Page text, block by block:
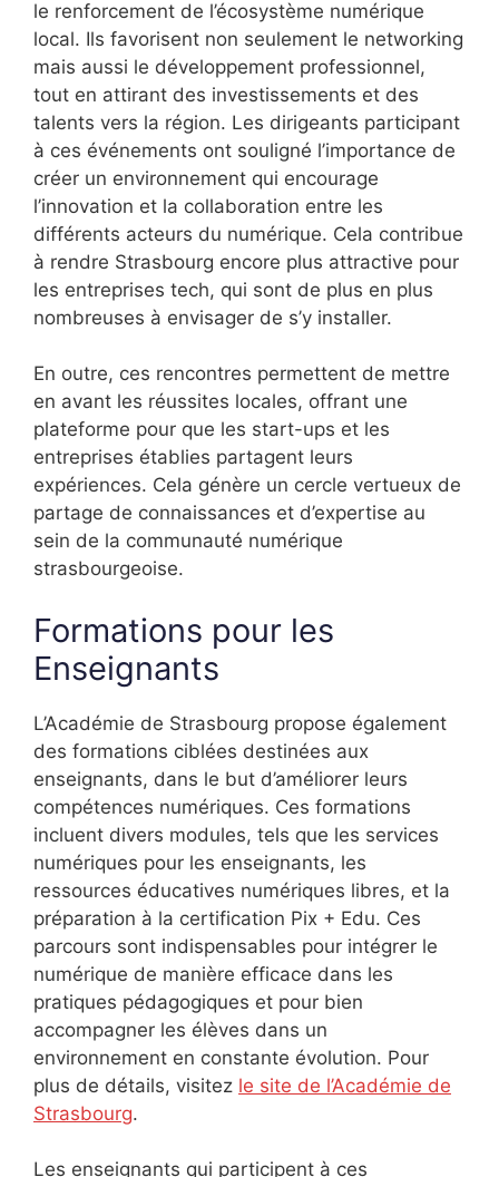
le renforcement de l’écosystème numérique
local. Ils favorisent non seulement le networking
mais aussi le développement professionnel,
tout en attirant des investissements et des
talents vers la région. Les dirigeants participant
à ces événements ont souligné l’importance de
créer un environnement qui encourage
l’innovation et la collaboration entre les
différents acteurs du numérique. Cela contribue
à rendre Strasbourg encore plus attractive pour
les entreprises tech, qui sont de plus en plus
nombreuses à envisager de s’y installer.
En outre, ces rencontres permettent de mettre
en avant les réussites locales, offrant une
plateforme pour que les start-ups et les
entreprises établies partagent leurs
expériences. Cela génère un cercle vertueux de
partage de connaissances et d’expertise au
sein de la communauté numérique
strasbourgeoise.
Formations pour les
Enseignants
L’Académie de Strasbourg propose également
des formations ciblées destinées aux
enseignants, dans le but d’améliorer leurs
compétences numériques. Ces formations
incluent divers modules, tels que les services
numériques pour les enseignants, les
ressources éducatives numériques libres, et la
préparation à la certification Pix + Edu. Ces
parcours sont indispensables pour intégrer le
numérique de manière efficace dans les
pratiques pédagogiques et pour bien
accompagner les élèves dans un
environnement en constante évolution. Pour
plus de détails, visitez le site de l’Académie de
Strasbourg.
Les enseignants qui participent à ces